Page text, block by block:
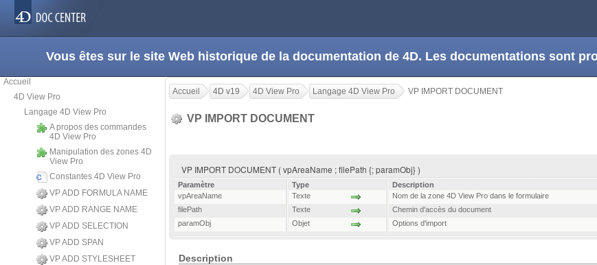
Vous êtes sur le site Web historique de la documentation de 4D. Les documentations sont
Accueil
4D View Pro
Langage 4D View Pro
A propos des commandes
4D View Pro
Manipulation des zones 4D
View Pro
Constantes 4D View Pro
VP ADD FORMULA NAME
VP ADD RANGE NAME
VP ADD SELECTION
VP ADD SPAN
VP ADD STYLESHEET
Accueil 4D v19 4D View Pro Langage 4D View Pro VP IMPORT DOCUMENT
VP IMPORT DOCUMENT
VP IMPORT DOCUMENT ( vpAreaName ; filePath {; paramObj} )
Paramètre Type
Description
vpAreaName
Texte
Nom de la zone 4D View Pro dans le formulaire
filePath
Texte
Chemin d'accès du document
paramObj
Objet Options d'import
Description